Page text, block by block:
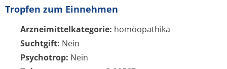
Tropfen zum Einnehmen
Arzneimittelkategorie: homöopathika
Suchtgift: Nein
Psychotrop: Nein